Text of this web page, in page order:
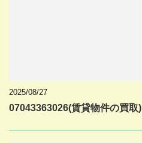
2025/08/27
07043363026(賃貸物件の買取)